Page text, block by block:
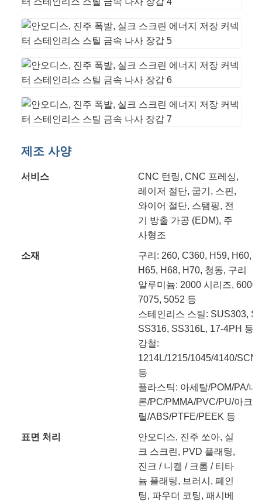
제조 사양
서비스
CNC 턴링, CNC 프레싱,
레이저 절단, 굽기, 스핀,
와이어 절단, 스탬핑, 전
기 방출 가공 (EDM), 주
사형조
소재
구리: 260, C360, H59, H60,
H65, H68, H70, 청동, 구리
알루미늄: 2000 시리즈, 6000
7075, 5052 등
스테인리스 스틸: SUS303,
SS316, SS316L, 17-4PH 등
강철:
1214L/1215/1045/4140/
등
플라스틱: 아세탈/POM/PA/나
론/PC/PMMA/PVC/PU/아크
릴/ABS/PTFE/PEEK 등
표면 처리
안오디스, 진주 쏘아, 실
크 스크린, PVD 플래팅,
진크 / 니켈 / 크롬 / 티타
늄 플래팅, 브러시, 페인
팅, 파우더 코팅, 패시베